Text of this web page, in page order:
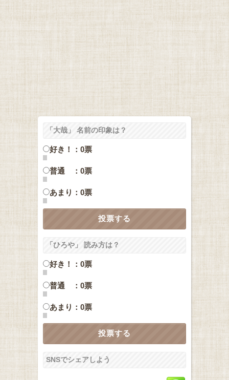
「大哉」 名前の印象は？
好き！：0票
普通 ：0票
あまり：0票
「ひろや」 読み方は？
好き！：0票
普通 ：0票
あまり：0票
SNSでシェアしよう